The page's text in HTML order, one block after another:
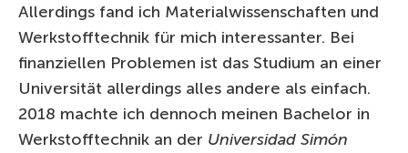
Allerdings fand ich Materialwissenschaften und
Werkstofftechnik für mich interessanter. Bei
finanziellen Problemen ist das Studium an einer
Universität allerdings alles andere als einfach.
2018 machte ich dennoch meinen Bachelor in
Werkstofftechnik an der Universidad Simón